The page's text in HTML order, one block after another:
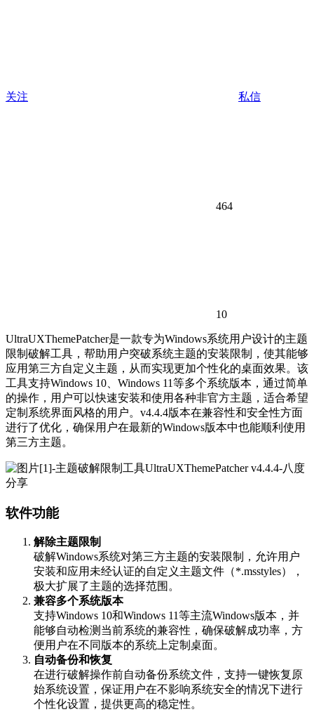
关注 私信
464
10
UltraUXThemePatcher是一款专为Windows系统用户设计的主题
限制破解工具，帮助用户突破系统主题的安装限制，使其能够
应用第三方自定义主题，从而实现更加个性化的桌面效果。该
工具支持Windows 10、Windows 11等多个系统版本，通过简单
的操作，用户可以快速安装和使用各种非官方主题，适合希望
定制系统界面风格的用户。v4.4.4版本在兼容性和安全性方面
进行了优化，确保用户在最新的Windows版本中也能顺利使用
第三方主题。
软件功能
解除主题限制
破解Windows系统对第三方主题的安装限制，允许用户
安装和应用未经认证的自定义主题文件（*.msstyles），
极大扩展了主题的选择范围。
兼容多个系统版本
支持Windows 10和Windows 11等主流Windows版本，并
能够自动检测当前系统的兼容性，确保破解成功率，方
便用户在不同版本的系统上定制桌面。
自动备份和恢复
在进行破解操作前自动备份系统文件，支持一键恢复原
始系统设置，保证用户在不影响系统安全的情况下进行
个性化设置，提供更高的稳定性。